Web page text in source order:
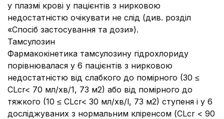
у плазмі крові у пацієнтів з нирковою
недостатністю очікувати не слід (див. розділ
«Спосіб застосування та дози»).
Тамсулозин
Фармакокінетика тамсулозину гідрохлориду
порівнювалася у 6 пацієнтів з нирковою
недостатністю від слабкого до помірного (30 ≤
CLcr< 70 мл/хв/1, 73 м2) або від помірного до
тяжкого (10 ≤ CLcr< 30 мл/хв/l, 73 м2) ступеня і у 6
досліджуваних з нормальним кліренсом (CLcr < 90